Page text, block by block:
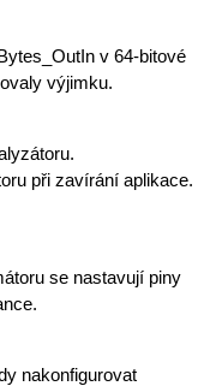
v 64-bitové
výjimku.
při zavírání aplikace.
se nastavují piny
nakonfigurovat